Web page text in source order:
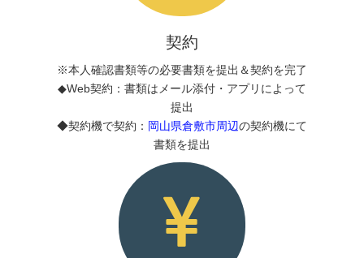
契約
※本人確認書類等の必要書類を提出＆契約を完了
◆Web契約：書類はメール添付・アプリによって
提出
◆契約機で契約： 岡山県倉敷市周辺の契約機にて
書類を提出